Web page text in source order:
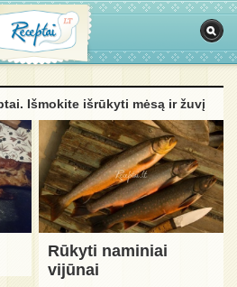
Išmokite išrūkyti mėsą ir žuvį
Rūkyti naminiai
vijūnai